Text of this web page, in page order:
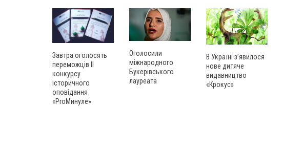
Завтра оголосять
переможців ІІ
конкурсу
історичного
оповідання
«ProМинуле»
Оголосили
міжнародного
Букерівського
лауреата
В Україні з’явилося
нове дитяче
видавництво
«Крокус»